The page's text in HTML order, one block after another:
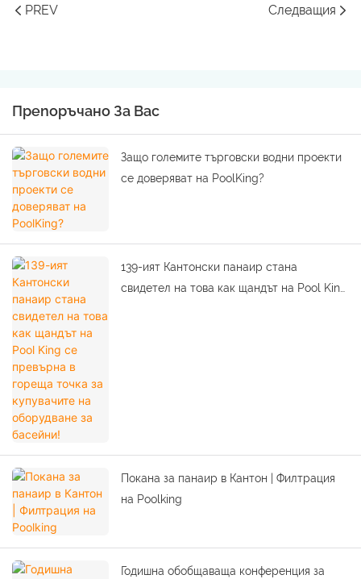
PREV Следващия
Препоръчано За Вас
Защо големите търговски водни проекти
се доверяват на PoolKing?
139-ият Кантонски панаир стана
свидетел на това как щандът на Pool King
Покана за панаир в Кантон | Филтрация
на Poolking
Годишна обобщаваща конференция за